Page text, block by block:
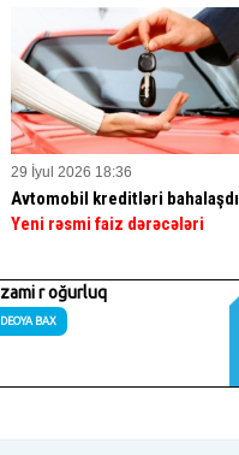
29 İyul 2026 18:36
Avtomobil kreditləri bahalaşdı
Yeni rəsmi faiz dərəcələri